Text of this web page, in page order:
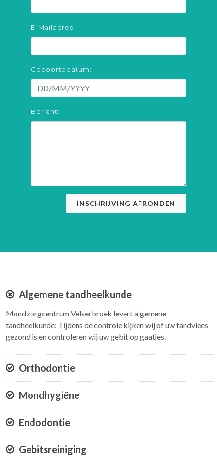
E-Mailadres:
Geboortedatum:
Bericht:
INSCHRIJVING AFRONDEN
Algemene tandheelkunde
Mondzorgcentrum Velserbroek levert algemene
tandheelkunde; Tijdens de controle kijken wij of uw tandvlees
gezond is en controleren wij uw gebit op gaatjes.
Orthodontie
Mondhygiëne
Endodontie
Gebitsreiniging